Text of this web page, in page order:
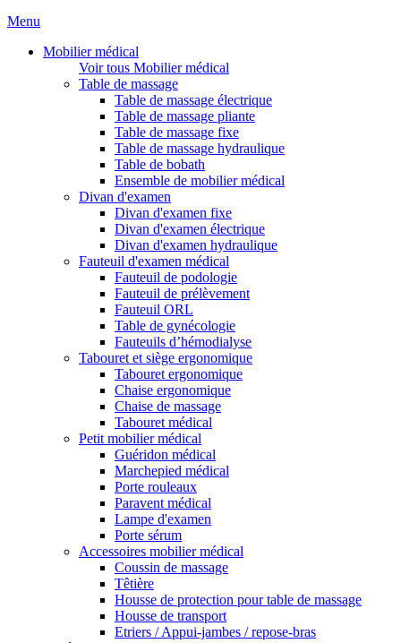
Menu
Mobilier médical
Voir tous Mobilier médical
Table de massage
Table de massage électrique
Table de massage pliante
Table de massage fixe
Table de massage hydraulique
Table de bobath
Ensemble de mobilier médical
Divan d'examen
Divan d'examen fixe
Divan d'examen électrique
Divan d'examen hydraulique
Fauteuil d'examen médical
Fauteuil de podologie
Fauteuil de prélèvement
Fauteuil ORL
Table de gynécologie
Fauteuils d’hémodialyse
Tabouret et siège ergonomique
Tabouret ergonomique
Chaise ergonomique
Chaise de massage
Tabouret médical
Petit mobilier médical
Guéridon médical
Marchepied médical
Porte rouleaux
Paravent médical
Lampe d'examen
Porte sérum
Accessoires mobilier médical
Coussin de massage
Têtière
Housse de protection pour table de massage
Housse de transport
Etriers / Appui-jambes / repose-bras